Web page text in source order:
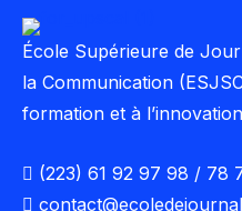
École Supérieure de
la Communication
formation et à
(223) 61 92 97 98 / 78